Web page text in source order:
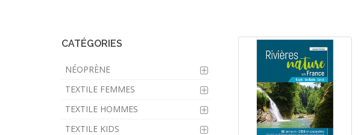
CATÉGORIES
NÉOPRÈNE
TEXTILE FEMMES
TEXTILE HOMMES
TEXTILE KIDS